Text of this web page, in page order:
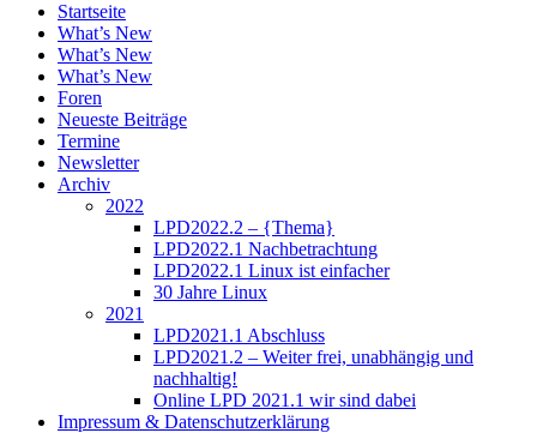
Startseite
What’s New
What’s New
What’s New
Foren
Neueste Beiträge
Termine
Newsletter
Archiv
2022
LPD2022.2 – {Thema}
LPD2022.1 Nachbetrachtung
LPD2022.1 Linux ist einfacher
30 Jahre Linux
2021
LPD2021.1 Abschluss
LPD2021.2 – Weiter frei, unabhängig und
nachhaltig!
Online LPD 2021.1 wir sind dabei
Impressum & Datenschutzerklärung